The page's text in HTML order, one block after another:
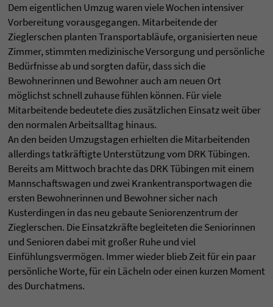
Dem eigentlichen Umzug waren viele Wochen intensiver
Vorbereitung vorausgegangen. Mitarbeitende der
Zieglerschen planten Transportabläufe, organisierten neue
Zimmer, stimmten medizinische Versorgung und persönliche
Bedürfnisse ab und sorgten dafür, dass sich die
Bewohnerinnen und Bewohner auch am neuen Ort
möglichst schnell zuhause fühlen können. Für viele
Mitarbeitende bedeutete dies zusätzlichen Einsatz weit über
den normalen Arbeitsalltag hinaus.
An den beiden Umzugstagen erhielten die Mitarbeitenden
allerdings tatkräftigte Unterstützung vom DRK Tübingen.
Bereits am Mittwoch brachte das DRK Tübingen mit einem
Mannschaftswagen und zwei Krankentransportwagen die
ersten Bewohnerinnen und Bewohner sicher nach
Kusterdingen in das neu gebaute Seniorenzentrum der
Zieglerschen. Die Einsatzkräfte begleiteten die Seniorinnen
und Senioren dabei mit großer Ruhe und viel
Einfühlungsvermögen. Immer wieder blieb Zeit für ein paar
persönliche Worte, für ein Lächeln oder einen kurzen Moment
des Durchatmens.